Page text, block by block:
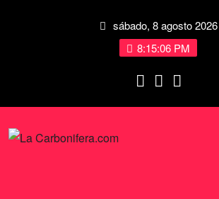
sábado, 8 agosto 2026
8:15:07 PM